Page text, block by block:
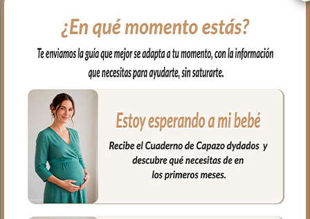
y muy buena transpirabilidad.
La funda y la tapa del saco quedan
dentro del capazo.
4. Colcha que va por encima del capazo,
cubriendo la parte de arriba del capazo y
los bordes en lateral, es una colcha con
cinturón para que se ajuste mejor. En
tejido polipiel lisa; una polipiel sintética
muy suave y agradable
5. Babero o embozo va por encima de la